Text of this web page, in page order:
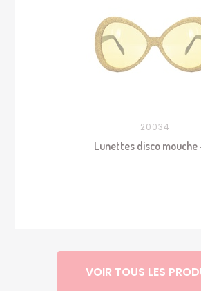
20034
Lunettes disco mouche
VOIR TOUS LES